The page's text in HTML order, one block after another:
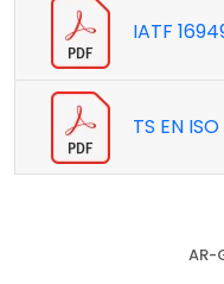
AR-
IATF
TS EN